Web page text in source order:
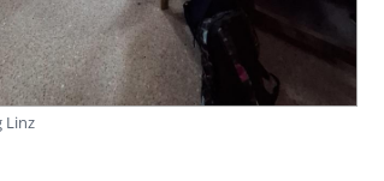
Linz